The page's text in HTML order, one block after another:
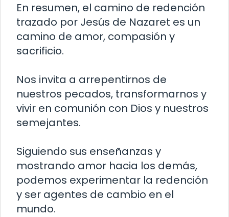
En resumen, el camino de redención
trazado por Jesús de Nazaret es un
camino de amor, compasión y
sacrificio.
Nos invita a arrepentirnos de
nuestros pecados, transformarnos y
vivir en comunión con Dios y nuestros
semejantes.
Siguiendo sus enseñanzas y
mostrando amor hacia los demás,
podemos experimentar la redención
y ser agentes de cambio en el
mundo.